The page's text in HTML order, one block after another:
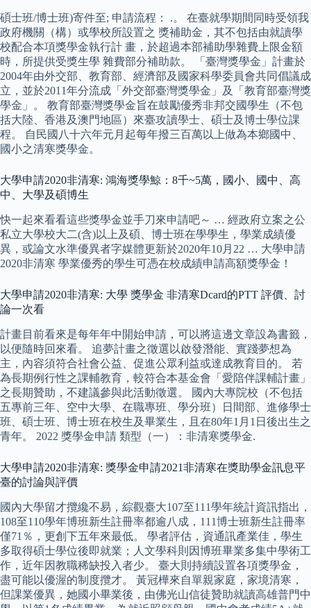
碩士班/博士班)寄件至; 申請流程： .。 在臺就學期間同時受領我
政府機關（構）或學校所設置之 獎補助金，其不包括由就讀學
校配合本項獎學金執行計 畫，於超過本部補助學雜費上限金額
時，所提供受獎生學 雜費部分補助款。 「臺灣獎學金」計畫於
2004年由外交部、教育部、經濟部及國家科學委員會共同倡議成
立，並於2011年分流成「外交部臺灣獎學金」及「教育部臺灣獎
學金」。 教育部臺灣獎學金旨在鼓勵優秀非邦交國學生（不包
括大陸、香港及澳門地區）來臺攻讀學士、碩士及博士學位課
程。 自民國八十六年元月起每年撥三百萬以上做為本鄉國中、
國小之清寒獎學金。
大學申請2020非清寒: 鴻海獎學鯨：8千~5萬，國小、國中、高
中、大學及碩博生
快一起來看看這些獎學金並手刀來申請吧～ … 經政府立案之公
私立大學校大二(含)以上及碩、博士班在學學生，學業成績優
異，或論文水準優異者字媒體更新於2020年10月22 … 大學申請
2020非清寒 學業優秀的學生可憑在校成績申請高額獎學金！
大學申請2020非清寒: 大學 獎學金 非清寒Dcard的PTT 評價、討
論一次看
計畫目前看來是每年年中開始申請，可以將這邊文章設為書籤，
以便隨時回來看。 追夢計畫之徵選以啟發潛能、實踐夢想為
主，內容須符合社會公益、促進公眾利益或達成教育目的。 若
為長期例行性之課輔教育，較符合本基金會「愛陪伴課輔計畫」
之長期贊助，不建議參與此活動徵選。 國內大專院校（不包括
五專前三年、空中大學、在職專班、學分班）日間部、進修學士
班、碩士班、博士班在校生及畢業生，且在80年1月1日後出生之
青年。 2022 獎學金申請 類型（一）：非清寒獎學金.
大學申請2020非清寒: 獎學金申請2021非清寒在獎助學金訊息平
臺的討論與評價
國內大學留才攬纔不易，綜觀臺大107至111學年統計資訊指出，
108至110學年博班新生註冊率都逾八成，111博士班新生註冊率
僅71％，更創下五年來最低。 學者評估，資通訊產業佳，學生
多取得碩士學位後即就業；人文學科則因博班畢業多集中學術工
作，近年因教職稀缺投入者少。 臺大則持續設置各項獎學金，
盡可能以優渥的制度攬才。 黃冠樺來自單親家庭，家境清寒，
但課業優異，她國小畢業後，由佛光山信徒贊助就讀高雄普門中